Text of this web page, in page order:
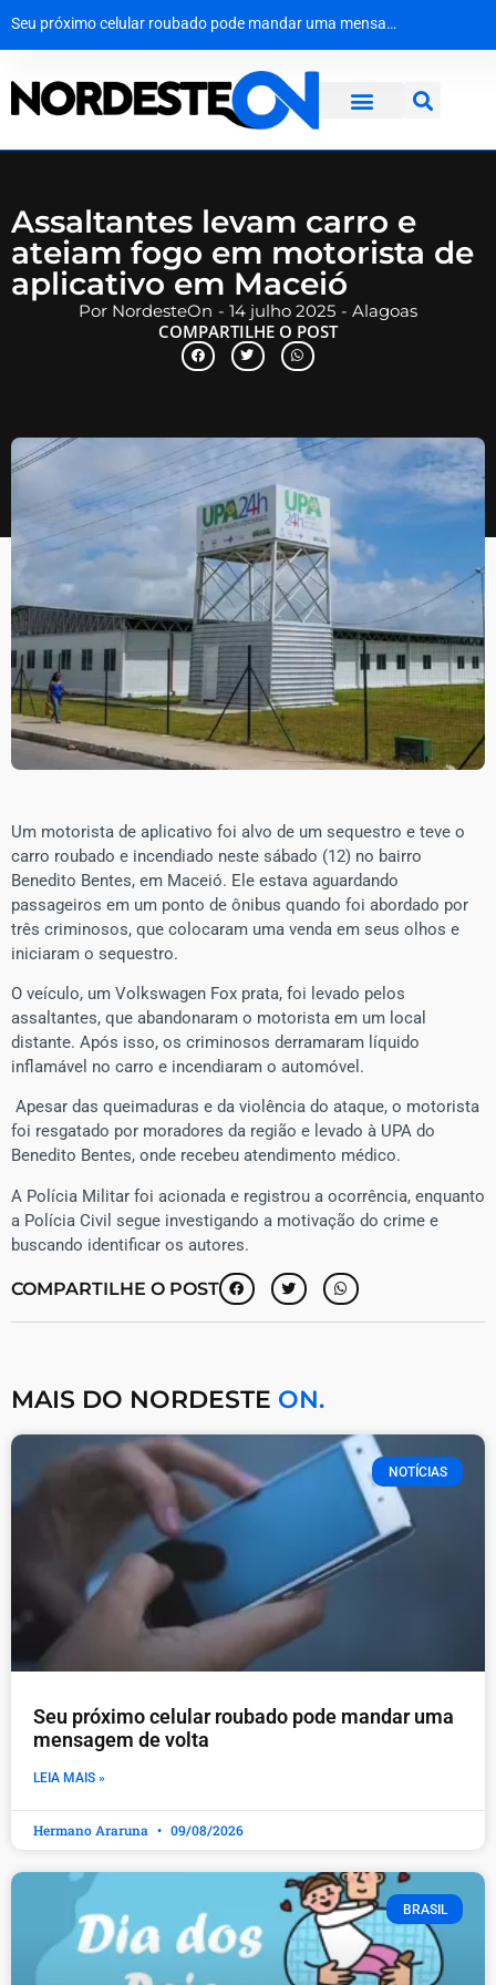
Seu próximo celular roubado pode mandar uma mensagem de volta
Como surgiu o Dia dos Pais Operação desmantela rede criminosa que faturava R$ 650 mil no interior de Pernambuco
Mala com R$ 1,3 milhão em dinheiro vivo é interceptada na Bahia a caminho de Maceió
Assaltantes levam carro e
ateiam fogo em motorista de
aplicativo em Maceió
Por NordesteOn - 14 julho 2025 - Alagoas
COMPARTILHE O POST
Um motorista de aplicativo foi alvo de um sequestro e teve o
carro roubado e incendiado neste sábado (12) no bairro
Benedito Bentes, em Maceió. Ele estava aguardando
passageiros em um ponto de ônibus quando foi abordado por
três criminosos, que colocaram uma venda em seus olhos e
iniciaram o sequestro.
O veículo, um Volkswagen Fox prata, foi levado pelos
assaltantes, que abandonaram o motorista em um local
distante. Após isso, os criminosos derramaram líquido
inflamável no carro e incendiaram o automóvel.
Apesar das queimaduras e da violência do ataque, o motorista
foi resgatado por moradores da região e levado à UPA do
Benedito Bentes, onde recebeu atendimento médico.
A Polícia Militar foi acionada e registrou a ocorrência, enquanto
a Polícia Civil segue investigando a motivação do crime e
buscando identificar os autores.
COMPARTILHE O POST
MAIS DO NORDESTE ON.
NOTÍCIAS
Seu próximo celular roubado pode mandar uma
mensagem de volta
LEIA MAIS »
Hermano Araruna 09/08/2026
BRASIL